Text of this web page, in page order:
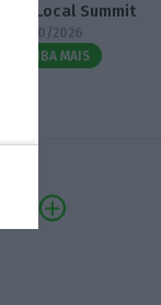
3.º Local Summit
07/10/2026
SAIBA MAIS